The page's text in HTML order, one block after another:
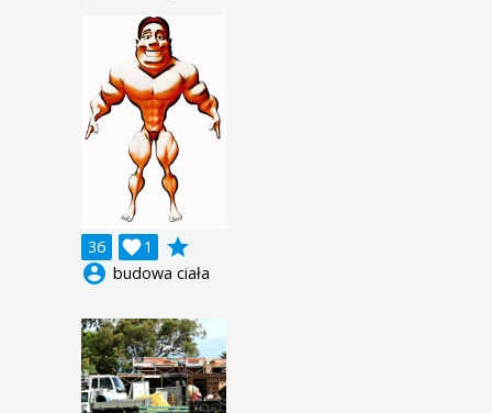
36 1

grade
account_circle budowa ciała